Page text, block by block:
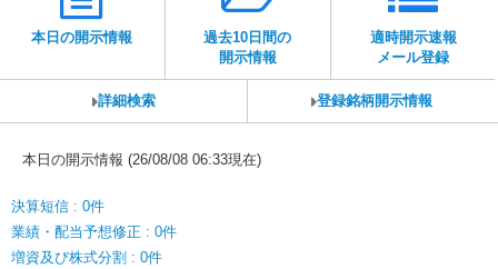
本日の開示情報
過去10日間の
開示情報
適時開示速報
メール登録
詳細検索 登録銘柄開示情報
本日の開示情報 (26/08/08 06:33現在)
決算短信 : 0件
業績・配当予想修正 : 0件
増資及び株式分割 : 0件